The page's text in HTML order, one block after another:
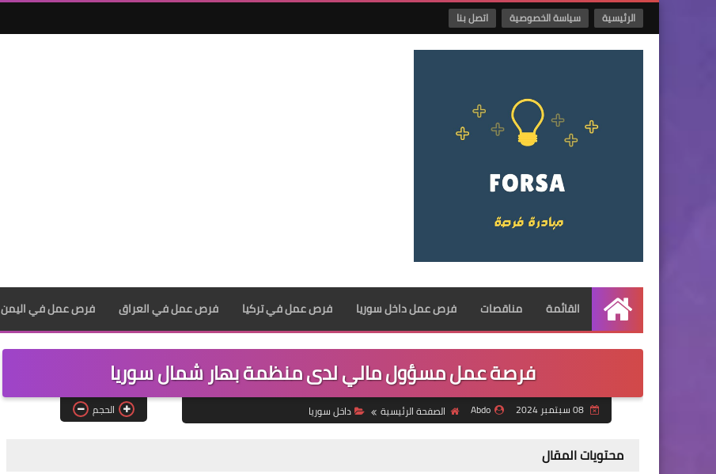
الرئيسية سياسة الخصوصية اتصل بنا
الرئيسية
القائمة مناقصات فرص عمل داخل سوريا فرص عمل في تركيا فرص عمل في العراق فرص عمل في اليمن
فرصة عمل مسؤول مالي لدى منظمة بهار شمال سوريا
08 سبتمبر 2024 Abdo الصفحة الرئيسية داخل سوريا الحجم
محتويات المقال